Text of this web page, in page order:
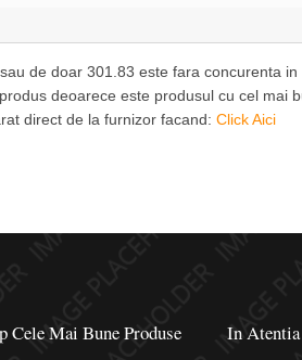
de doar 301.83 este fara concurenta
deoarece este produsul cu cel mai
direct de la furnizor facand: Click Aici
Cele Mai Bune Produse In